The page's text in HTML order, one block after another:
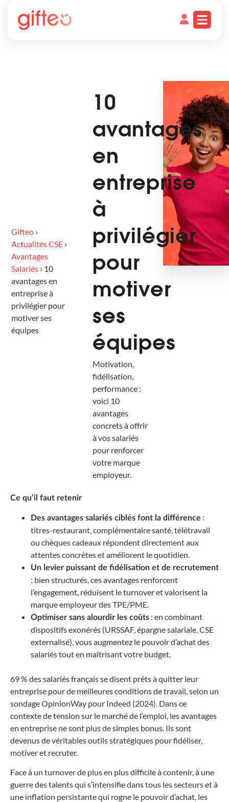
Gifteo ›
Actualités CSE ›
Avantages
Salariés › 10
avantages en
entreprise à
privilégier pour
motiver ses
équipes
10
avantages
en
entreprise
à
privilégier
pour
motiver
ses
équipes
Motivation,
fidélisation,
performance :
voici 10
avantages
concrets à offrir
à vos salariés
pour renforcer
votre marque
employeur.
Ce qu’il faut retenir
Des avantages salariés ciblés font la différence :
titres-restaurant, complémentaire santé, télétravail
ou chèques cadeaux répondent directement aux
attentes concrètes et améliorent le quotidien.
Un levier puissant de fidélisation et de recrutement
: bien structurés, ces avantages renforcent
l’engagement, réduisent le turnover et valorisent la
marque employeur des TPE/PME.
Optimiser sans alourdir les coûts : en combinant
dispositifs exonérés (URSSAF, épargne salariale, CSE
externalisé), vous augmentez le pouvoir d’achat des
salariés tout en maîtrisant votre budget.
69 % des salariés français se disent prêts à quitter leur
entreprise pour de meilleures conditions de travail, selon un
sondage OpinionWay pour Indeed (2024). Dans ce
contexte de tension sur le marché de l’emploi, les avantages
en entreprise ne sont plus de simples bonus. Ils sont
devenus de véritables outils stratégiques pour fidéliser,
motiver et recruter.
Face à un turnover de plus en plus difficile à contenir, à une
guerre des talents qui s’intensifie dans tous les secteurs et à
une inflation persistante qui rogne le pouvoir d’achat, les